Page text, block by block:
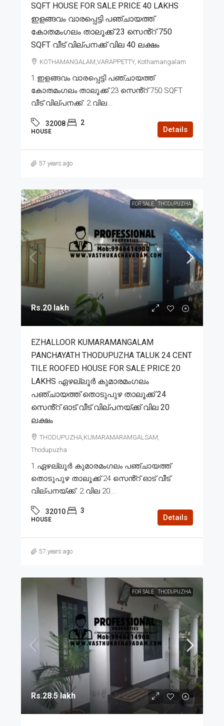
SQFT HOUSE FOR SALE PRICE 40 LAKHS
ഇളങ്ങവം വാരപ്പെട്ടി പഞ്ചായത്ത്
കോതമംഗലം താലൂക്ക് 23 സെൻ്റ് 750
SQFT വീട് വില്പനക്ക് വില 40 ലക്ഷം
KOTHAMANGALAM,VARAPPETTY, Kothamangalam
1.ഇളങ്ങവം വാരപ്പെട്ടി പഞ്ചായത്ത്
കോതമംഗലം താലൂക്ക് 23 സെൻ്റ് 750 SQFT
വീട് വില്പനക്ക്. 2.വില...
32008 2
HOUSE Details
57 years ago
FOR SALE THODUPUZHA
Rs.20 lakh
EZHALLOOR KUMARAMANGALAM
PANCHAYATH THODUPUZHA TALUK 24 CENT
TILE ROOFED HOUSE FOR SALE PRICE 20
LAKHS ഏഴല്ലൂർ കുമാരമംഗലം
പഞ്ചായത്ത് തൊടുപുഴ താലൂക്ക് 24
സെൻ്റ് ഓട് വീട് വില്പനയ്ക്ക് വില 20
ലക്ഷം
THODUPUZHA,KUMARAMARAMGALSAM,
Thodupuzha
1.ഏഴല്ലൂർ കുമാരമംഗലം പഞ്ചായത്ത്
തൊടുപുഴ താലൂക്ക് 24 സെൻ്റ് ഓട് വീട്
വില്പനയ്ക്ക്. 2.വില 20...
32010 3
HOUSE Details
57 years ago
FOR SALE THODUPUZHA
Rs.28.5 lakh